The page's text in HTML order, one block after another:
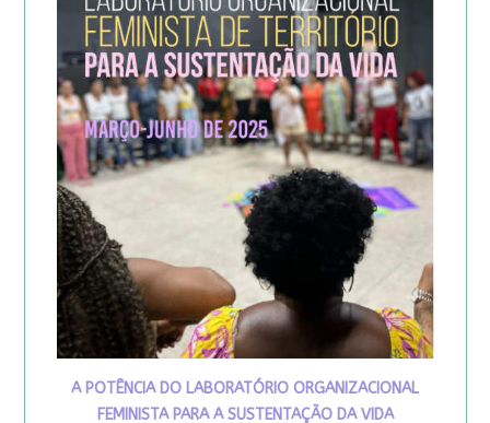
A POTÊNCIA DO LABORATÓRIO ORGANIZACIONAL
FEMINISTA PARA A SUSTENTAÇÃO DA VIDA